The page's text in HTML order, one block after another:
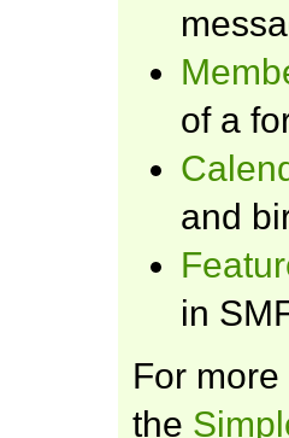
of a
and
in
For
the